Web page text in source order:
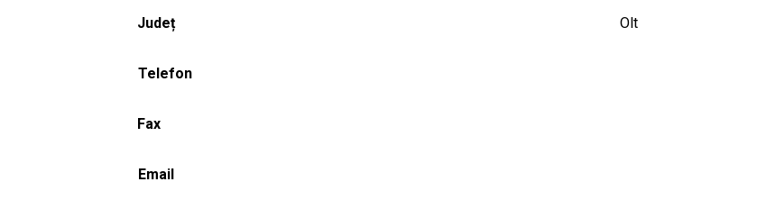
Județ Olt
Telefon
Fax
Email